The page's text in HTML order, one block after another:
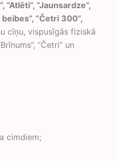
“Atlēti”, “Jaunsardze”,
beibes”, “Četri 300”,
cīņu, vispusīgās fiziskā
“Četri” un
cimdiem;